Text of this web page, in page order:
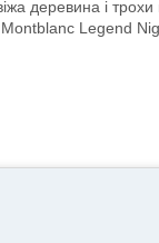
деревина і
Legend